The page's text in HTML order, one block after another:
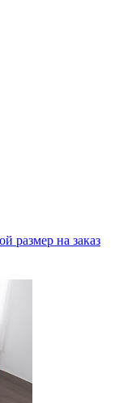
размер на заказ